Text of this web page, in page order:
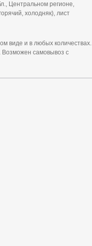
Центральном регионе,
холодняк), лист
виде и в любых количествах.
самовывоз с